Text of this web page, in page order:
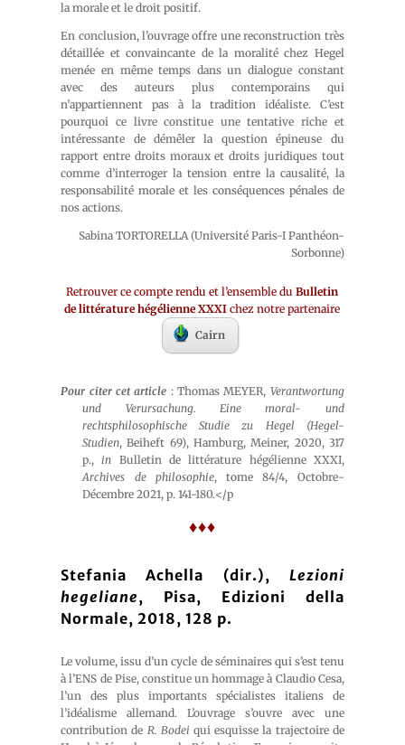
la morale et le droit positif.
En conclusion, l’ouvrage offre une reconstruction très
détaillée et convaincante de la moralité chez Hegel
menée en même temps dans un dialogue constant
avec des auteurs plus contemporains qui
n’appartiennent pas à la tradition idéaliste. C’est
pourquoi ce livre constitue une tentative riche et
intéressante de démêler la question épineuse du
rapport entre droits moraux et droits juridiques tout
comme d’interroger la tension entre la causalité, la
responsabilité morale et les conséquences pénales de
nos actions.
Sabina TORTORELLA (Université Paris-I Panthéon-
Sorbonne)
Retrouver ce compte rendu et l’ensemble duBulletin
de littérature hégélienne XXXIchez notre partenaire
Cairn
Pour citer cet article : Thomas MEYER, Verantwortung
und Verursachung. Eine moral- und
rechtsphilosophische Studie zu Hegel (Hegel-
Studien, Beiheft 69), Hamburg, Meiner, 2020, 317
p.,in Bulletin de littérature hégélienne XXXI,
Archives de philosophie, tome 84/4, Octobre-
Décembre 2021, p. 141-180.</p
♦♦♦
Stefania Achella (dir.), Lezioni
hegeliane, Pisa, Edizioni della
Normale, 2018, 128 p.
Le volume, issu d’un cycle de séminaires qui s’est tenu
à l’ENS de Pise, constitue un hommage à Claudio Cesa,
l’un des plus importants spécialistes italiens de
l’idéalisme allemand. L’ouvrage s’ouvre avec une
contribution de R. Bodei qui esquisse la trajectoire de